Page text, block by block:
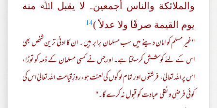
والملائکة والناس أجمعین۔ لا یقبل اﷲ منه
یوم القیمة صرفًا ولا عدلاً )14
''غیر مسلم کو امان دینے میں سب مسلمان برابر ہیں ۔ ان کا ادنیٰ ترین شخص بھی
اس کے لئے کوشش کرسکتا ہے۔ اورجس نے کسی مسلمان کے ذمہ کو توڑا،
اس پر اللہ تعالیٰ، فرشتوں اور تمام لوگوں کی لعنت ہو، روزِقیامت اللہ تعالیٰ اس کی
کوئی فرضی و نفلی عبادت کو قبول نہ کرے گا۔''